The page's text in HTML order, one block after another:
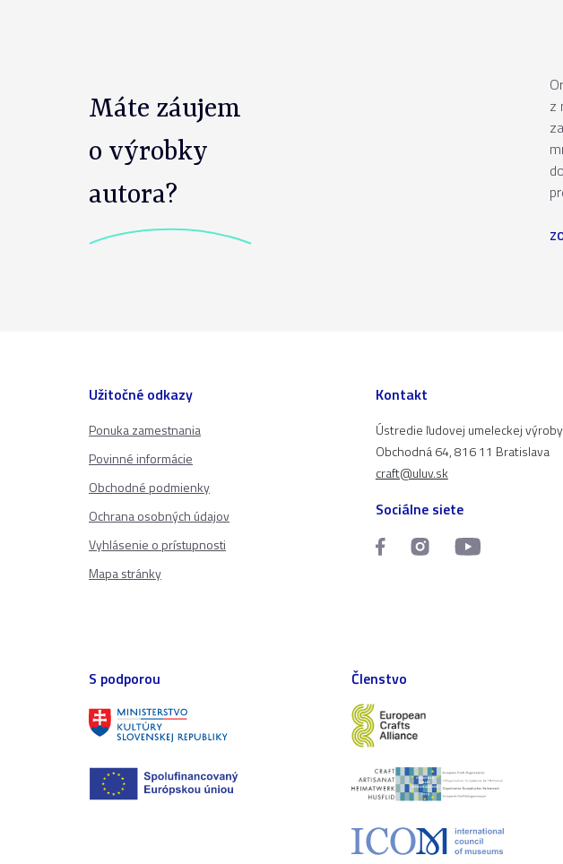
Máte záujem
o výrobky
autora?
z
Užitočné odkazy
Ponuka zamestnania
Povinné informácie
Obchodné podmienky
Ochrana osobných údajov
Vyhlásenie o prístupnosti
Mapa stránky
Kontakt
Ústredie ľudovej umeleckej výroby
Obchodná 64, 816 11 Bratislava
craft@uluv.sk
Sociálne siete
S podporou Členstvo